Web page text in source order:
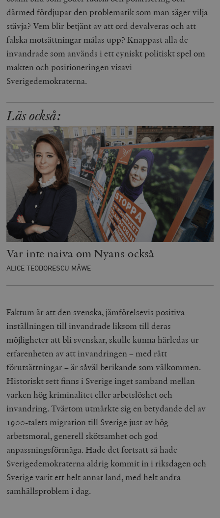
därmed fördjupar den problematik som man säger vilja
stävja? Vem blir betjänt av att ord devalveras och att
falska motsättningar målas upp? Knappast alla de
invandrade som används i ett cyniskt politiskt spel om
makten och positioneringen visavi
Sverigedemokraterna.
Läs också:
Var inte naiva om Nyans också
ALICE TEODORESCU MÅWE
Faktum är att den svenska, jämförelsevis positiva
inställningen till invandrade liksom till deras
möjligheter att bli svenskar, skulle kunna härledas ur
erfarenheten av att invandringen – med rätt
förutsättningar – är såväl berikande som välkommen.
Historiskt sett finns i Sverige inget samband mellan
varken hög kriminalitet eller arbetslöshet och
invandring. Tvärtom utmärkte sig en betydande del av
1900-talets migration till Sverige just av hög
arbetsmoral, generell skötsamhet och god
anpassningsförmåga. Hade det fortsatt så hade
Sverigedemokraterna aldrig kommit in i riksdagen och
Sverige varit ett helt annat land, med helt andra
samhällsproblem i dag.